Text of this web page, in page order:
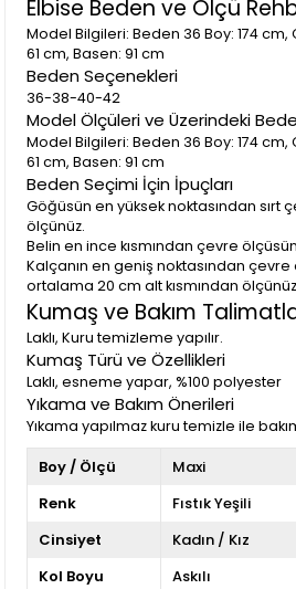
Elbise Beden ve Ölçü
Model Bilgileri: Beden 36 Boy: 174 cm,
61 cm, Basen: 91 cm
Beden Seçenekleri
36-38-40-42
Model Ölçüleri ve Üzerindeki
Model Bilgileri: Beden 36 Boy: 174 cm,
61 cm, Basen: 91 cm
Beden Seçimi İçin İpuçları
Göğüsün en yüksek noktasından sırt
ölçünüz.
Belin en ince kısmından çevre
Kalçanın en geniş noktasından çevre
ortalama 20 cm alt kısmından
Kumaş ve Bakım
Laklı, Kuru temizleme yapılır.
Kumaş Türü ve Özellikleri
Laklı, esneme yapar, %100 polyester
Yıkama ve Bakım Önerileri
Yıkama yapılmaz kuru temizle ile
Boy / Ölçü
Maxi
Renk
Fıstık Yeşili
Cinsiyet
Kadın / Kız
Kol Boyu
Askılı